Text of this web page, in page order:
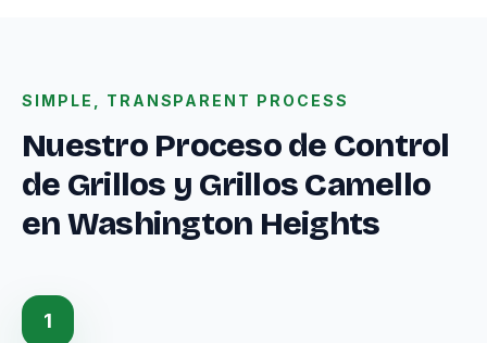
SIMPLE, TRANSPARENT PROCESS
Nuestro Proceso de Control
de Grillos y Grillos Camello
en Washington Heights
1